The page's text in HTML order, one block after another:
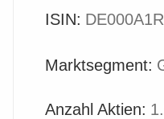
ISIN:
Marktsegment:
Anzahl Aktien: